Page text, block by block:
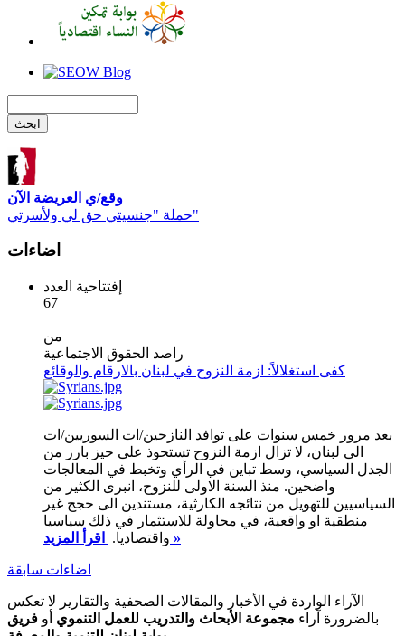
وقع/ي العريضة الآن
حملة "جنسيتي حق لي ولأسرتي"
اضاءات
إفتتاحية العدد
67
من
راصد الحقوق الاجتماعية
كفى استغلالاً: ازمة النزوح في لبنان بالارقام والوقائع
بعد مرور خمس سنوات على توافد النازحين/ات السوريين/ات
الى لبنان، لا تزال ازمة النزوح تستحوذ على حيز بارز من
الجدل السياسي، وسط تباين في الرأي وتخبط في المعالجات
واضحين. منذ السنة الاولى للنزوح، انبرى الكثير من
السياسيين للتهويل من نتائجه الكارثية، مستندين الى حجج غير
منطقية او واقعية، في محاولة للاستثمار في ذلك سياسيا
واقتصاديا. اقرأ المزيد »
اضاءات سابقة
الآراء الواردة في الأخبار والمقالات الصحفية والتقارير لا تعكس
بالضرورة آراء مجموعة الأبحاث والتدريب للعمل التنموي أو فريق